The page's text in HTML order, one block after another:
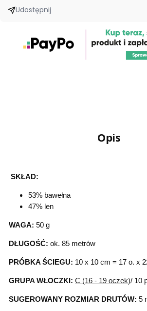
Udostępnij
Opis
SKŁAD:
53% bawełna
47% len
WAGA: 50 g
DŁUGOŚĆ: ok. 85 metrów
PRÓBKA ŚCIEGU: 10 x 10 cm = 17 o. x
GRUPA WŁOCZKI: C (16 - 19 oczek)/ 10
SUGEROWANY ROZMIAR DRUTÓW: 5